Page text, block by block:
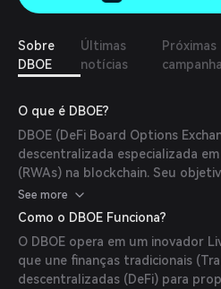
Sobre
DBOE
Últimas
notícias
Próximas
O que é DBOE?
DBOE (DeFi Board Options
descentralizada especializada
(RWAs) na blockchain. Seu
mercado tokenizado de RWAs
abrangente que aproveita a
integração multichain contínua
mercado multibilionário de RWAs.
See more
Como o DBOE Funciona?
O DBOE opera em um inovador
que une finanças tradicionais
descentralizadas (DeFi) para